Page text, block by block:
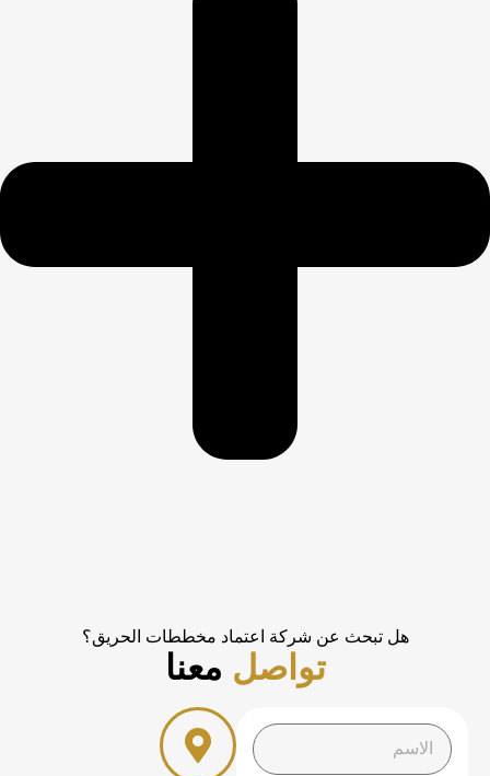
هل تبحث عن شركة اعتماد مخططات الحريق؟
تواصل معنا